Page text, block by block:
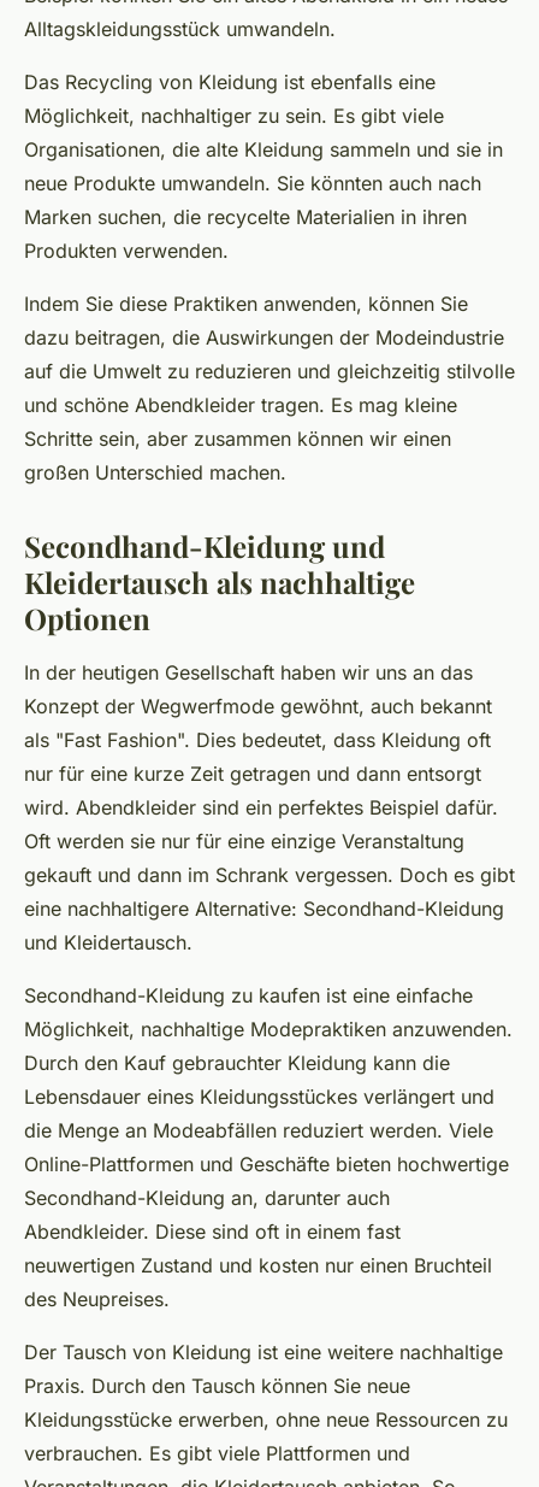
Alltagskleidungsstück umwandeln.
Das Recycling von Kleidung ist ebenfalls eine
Möglichkeit, nachhaltiger zu sein. Es gibt viele
Organisationen, die alte Kleidung sammeln und sie in
neue Produkte umwandeln. Sie könnten auch nach
Marken suchen, die recycelte Materialien in ihren
Produkten verwenden.
Indem Sie diese Praktiken anwenden, können Sie
dazu beitragen, die Auswirkungen der Modeindustrie
auf die Umwelt zu reduzieren und gleichzeitig stilvolle
und schöne Abendkleider tragen. Es mag kleine
Schritte sein, aber zusammen können wir einen
großen Unterschied machen.
Secondhand-Kleidung und
Kleidertausch als nachhaltige
Optionen
In der heutigen Gesellschaft haben wir uns an das
Konzept der Wegwerfmode gewöhnt, auch bekannt
als "Fast Fashion". Dies bedeutet, dass Kleidung oft
nur für eine kurze Zeit getragen und dann entsorgt
wird. Abendkleider sind ein perfektes Beispiel dafür.
Oft werden sie nur für eine einzige Veranstaltung
gekauft und dann im Schrank vergessen. Doch es gibt
eine nachhaltigere Alternative: Secondhand-Kleidung
und Kleidertausch.
Secondhand-Kleidung zu kaufen ist eine einfache
Möglichkeit, nachhaltige Modepraktiken anzuwenden.
Durch den Kauf gebrauchter Kleidung kann die
Lebensdauer eines Kleidungsstückes verlängert und
die Menge an Modeabfällen reduziert werden. Viele
Online-Plattformen und Geschäfte bieten hochwertige
Secondhand-Kleidung an, darunter auch
Abendkleider. Diese sind oft in einem fast
neuwertigen Zustand und kosten nur einen Bruchteil
des Neupreises.
Der Tausch von Kleidung ist eine weitere nachhaltige
Praxis. Durch den Tausch können Sie neue
Kleidungsstücke erwerben, ohne neue Ressourcen zu
verbrauchen. Es gibt viele Plattformen und